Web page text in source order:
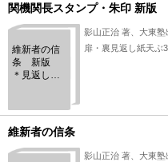
関機関長スタンプ・朱印 新版
維新者の信
条 新版
＊見返しに
本葉隠機関
機関長スタ
ンプ・朱印
新版
影山正治 著、大東
扉・裏見返し紙天
維新者の信条
影山正治 著、大東